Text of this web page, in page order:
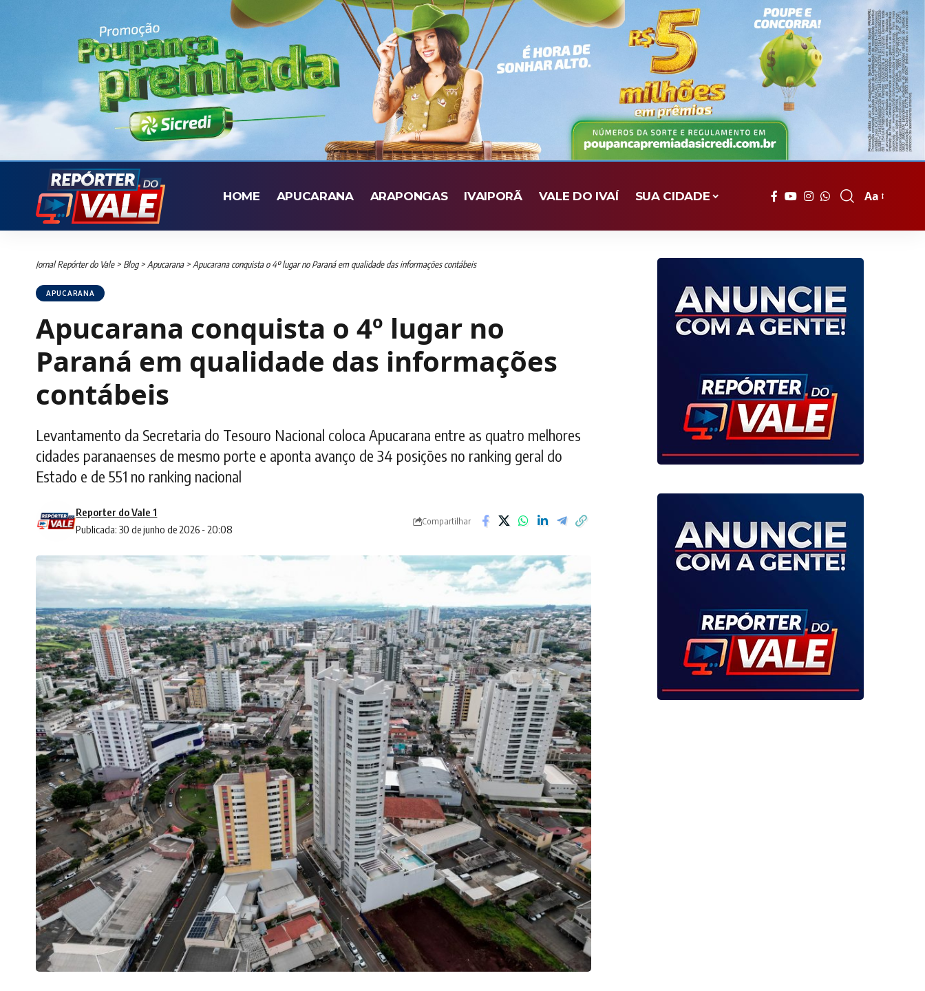
HOME APUCARANA ARAPONGAS IVAIPORÃ VALE DO IVAÍ SUA CIDADE
Font
Aa
Jornal Repórter do Vale> Blog> Apucarana> Apucarana conquista o 4º lugar no Paraná em qualidade das informações contábeis
APUCARANA
Apucarana conquista o 4º lugar no
Paraná em qualidade das informações
contábeis
Levantamento da Secretaria do Tesouro Nacional coloca Apucarana entre as quatro melhores
cidades paranaenses de mesmo porte e aponta avanço de 34 posições no ranking geral do
Estado e de 551 no ranking nacional
Publicada: 30 de junho de 2026 - 20:08
Reporter do Vale 1
Compartilhar